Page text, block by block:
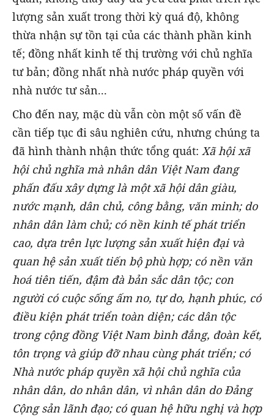
lượng sản xuất trong thời kỳ quá độ, không
thừa nhận sự tồn tại của các thành phần kinh
tế; đồng nhất kinh tế thị trường với chủ nghĩa
tư bản; đồng nhất nhà nước pháp quyền với
nhà nước tư sản...
Cho đến nay, mặc dù vẫn còn một số vấn đề
cần tiếp tục đi sâu nghiên cứu, nhưng chúng ta
đã hình thành nhận thức tổng quát: Xã hội xã
hội chủ nghĩa mà nhân dân Việt Nam đang
phấn đấu xây dựng là một xã hội dân giàu,
nước mạnh, dân chủ, công bằng, văn minh; do
nhân dân làm chủ; có nền kinh tế phát triển
cao, dựa trên lực lượng sản xuất hiện đại và
quan hệ sản xuất tiến bộ phù hợp; có nền văn
hoá tiên tiến, đậm đà bản sắc dân tộc; con
người có cuộc sống ấm no, tự do, hạnh phúc, có
điều kiện phát triển toàn diện; các dân tộc
trong cộng đồng Việt Nam bình đẳng, đoàn kết,
tôn trọng và giúp đỡ nhau cùng phát triển; có
Nhà nước pháp quyền xã hội chủ nghĩa của
nhân dân, do nhân dân, vì nhân dân do Đảng
Cộng sản lãnh đạo; có quan hệ hữu nghị và hợp